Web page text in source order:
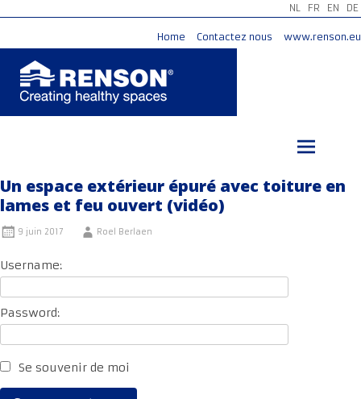
NL FR EN DE
Home Contactez nous www.renson.eu
Un espace extérieur épuré avec toiture en
lames et feu ouvert (vidéo)
9 juin 2017 Roel Berlaen
Username:
Password:
Se souvenir de moi